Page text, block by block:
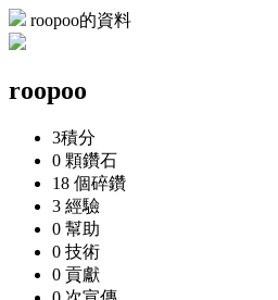
roopoo的資料
roopoo
3積分
0 顆鑽石
18 個碎鑽
3 經驗
0 幫助
0 技術
0 貢獻